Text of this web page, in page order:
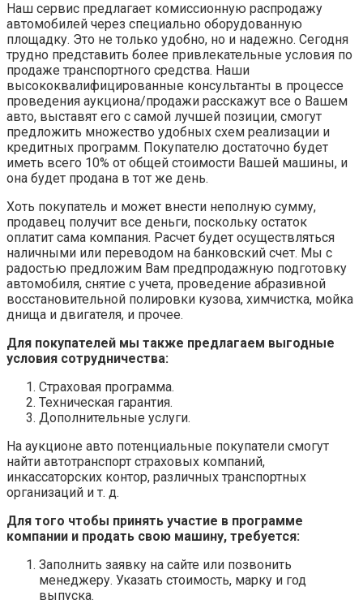
Наш сервис предлагает комиссионную распродажу
автомобилей через специально оборудованную
площадку. Это не только удобно, но и надежно. Сегодня
трудно представить более привлекательные условия по
продаже транспортного средства. Наши
высококвалифицированные консультанты в процессе
проведения аукциона/продажи расскажут все о Вашем
авто, выставят его с самой лучшей позиции, смогут
предложить множество удобных схем реализации и
кредитных программ. Покупателю достаточно будет
иметь всего 10% от общей стоимости Вашей машины, и
она будет продана в тот же день.
Хоть покупатель и может внести неполную сумму,
продавец получит все деньги, поскольку остаток
оплатит сама компания. Расчет будет осуществляться
наличными или переводом на банковский счет. Мы с
радостью предложим Вам предпродажную подготовку
автомобиля, снятие с учета, проведение абразивной
восстановительной полировки кузова, химчистка, мойка
днища и двигателя, и прочее.
Для покупателей мы также предлагаем выгодные
условия сотрудничества:
Страховая программа.
Техническая гарантия.
Дополнительные услуги.
На аукционе авто потенциальные покупатели смогут
найти автотранспорт страховых компаний,
инкассаторских контор, различных транспортных
организаций и т. д.
Для того чтобы принять участие в программе
компании и продать свою машину, требуется:
Заполнить заявку на сайте или позвонить
менеджеру. Указать стоимость, марку и год
выпуска.